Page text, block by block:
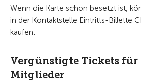
Wenn die Karte schon besetzt ist,
in der Kontaktstelle Eintritts-Billette
kaufen:
Vergünstigte Tickets für
Mitglieder